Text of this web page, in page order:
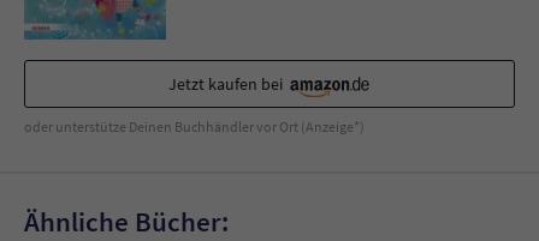
Jetzt kaufen bei
oder unterstütze Deinen Buchhändler vor Ort (Anzeige*)
Ähnliche Bücher: